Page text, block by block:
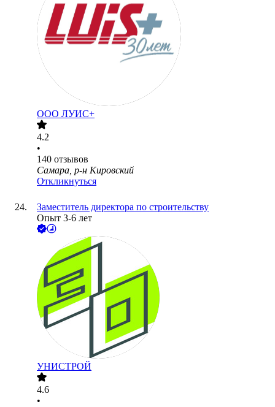
ООО ЛУИС+
4.2
•
140 отзывов
Самара, р-н Кировский
Откликнуться
Заместитель директора по строительству
Опыт 3-6 лет
УНИСТРОЙ
4.6
•